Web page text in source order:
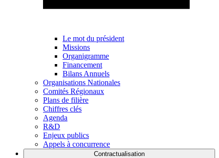
Le mot du président
Missions
Organigramme
Financement
Bilans Annuels
Organisations Nationales
Comités Régionaux
Plans de filière
Chiffres clés
Agenda
R&D
Enjeux publics
Appels à concurrence
Contractualisation